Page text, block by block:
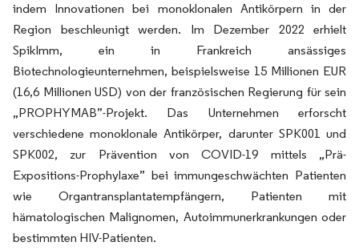
indem Innovationen bei monoklonalen Antikörpern in der
Region beschleunigt werden. Im Dezember 2022 erhielt
SpikImm, ein in Frankreich ansässiges
Biotechnologieunternehmen, beispielsweise 15 Millionen EUR
(16,6 Millionen USD) von der französischen Regierung für sein
„PROPHYMAB”-Projekt. Das Unternehmen erforscht
verschiedene monoklonale Antikörper, darunter SPK001 und
SPK002, zur Prävention von COVID-19 mittels „Prä-
Expositions-Prophylaxe” bei immungeschwächten Patienten
wie Organtransplantatempfängern, Patienten mit
hämatologischen Malignomen, Autoimmunerkrankungen oder
bestimmten HIV-Patienten.